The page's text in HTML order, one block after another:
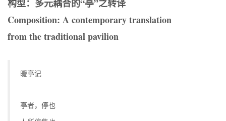
构型：多元耦合的“亭”之转译
Composition: A contemporary translation
from the traditional pavilion
暖亭记
亭者，停也